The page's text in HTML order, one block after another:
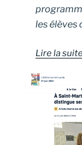
les élèves
Lire la